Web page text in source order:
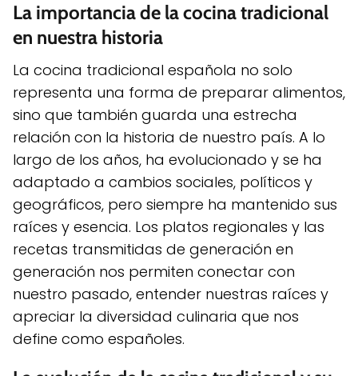
La importancia de la cocina tradicional
en nuestra historia
La cocina tradicional española no solo
representa una forma de preparar alimentos,
sino que también guarda una estrecha
relación con la historia de nuestro país. A lo
largo de los años, ha evolucionado y se ha
adaptado a cambios sociales, políticos y
geográficos, pero siempre ha mantenido sus
raíces y esencia. Los platos regionales y las
recetas transmitidas de generación en
generación nos permiten conectar con
nuestro pasado, entender nuestras raíces y
apreciar la diversidad culinaria que nos
define como españoles.